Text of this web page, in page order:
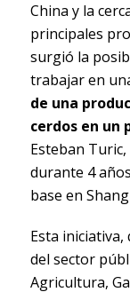
China y la
principales
surgió la
trabajar en
de una
cerdos en un
Esteban
durante 4
base en
Esta iniciativa,
del sector
Agricultura,